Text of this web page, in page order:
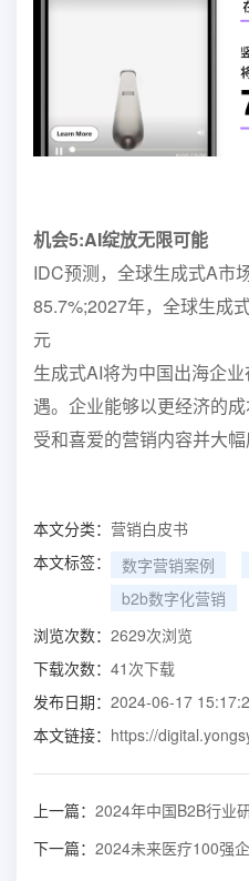
机会5:AI绽放无限可能
IDC预测，全球生成式A市
85.7%;2027年，全球生成
元
生成式AI将为中国出海企
遇。企业能够以更经济的
受和喜爱的营销内容并大幅
本文分类： 营销白皮书
本文标签：
数字营销案例
b2b数字化营销
浏览次数： 2629次浏览
下载次数： 41次下载
发布日期： 2024-06-17
本文链接： https://
上一篇： 2024年中国B2B行业
下一篇： 2024未来医疗100强